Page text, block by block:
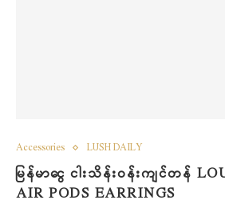
Accessories LUSH DAILY
မြန်မာငွေ ငါးသိန်းဝန်းကျင်တန်
AIR PODS EARRINGS